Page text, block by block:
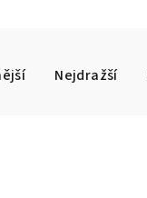
Nejdražší